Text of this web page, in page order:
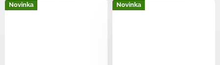
Novinka Novinka